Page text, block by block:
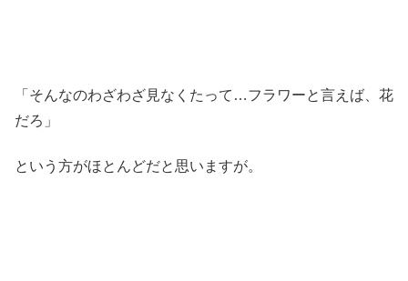
「そんなのわざわざ見なくたって…フラワーと言えば、花
だろ」
という方がほとんどだと思いますが。